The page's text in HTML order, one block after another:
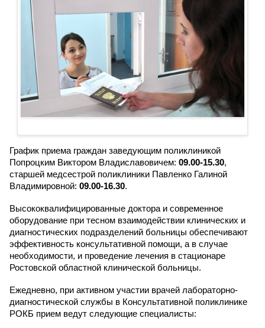
График приема граждан заведующим поликлиникой
Попроцким Виктором Владиславовичем: 09.00-15.30,
старшей медсестрой поликлиники Павленко Галиной
Владимировной: 09.00-16.30.
Высококвалифицированные доктора и современное
оборудование при тесном взаимодействии клинических и
диагностических подразделений больницы обеспечивают
эффективность консультативной помощи, а в случае
необходимости, и проведение лечения в стационаре
Ростовской областной клинической больницы.
Ежедневно, при активном участии врачей лабораторно-
диагностической службы в Консультативной поликлинике
РОКБ прием ведут следующие специалисты: